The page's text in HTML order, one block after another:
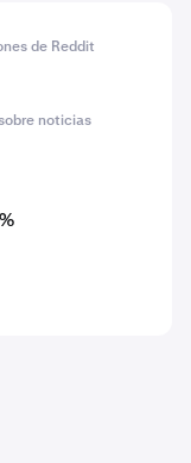
de Reddit
noticias